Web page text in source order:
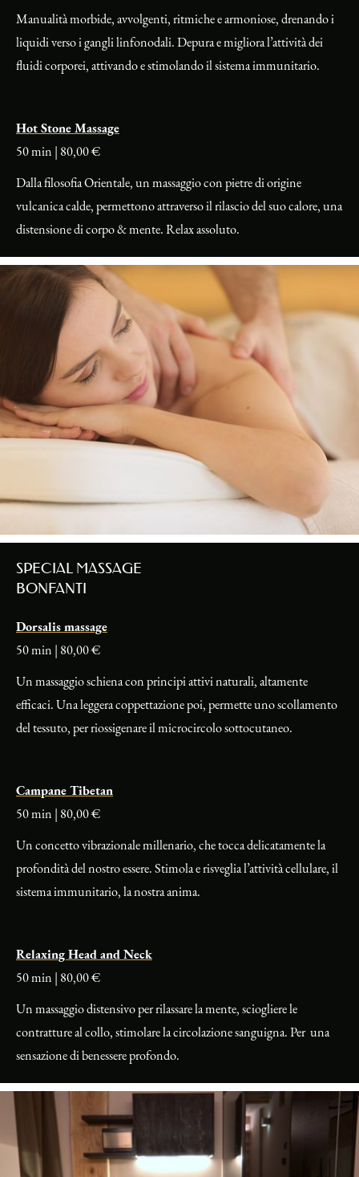
Manualità morbide, avvolgenti, ritmiche e armoniose, drenando i
liquidi verso i gangli linfonodali. Depura e migliora l’attività dei
fluidi corporei, attivando e stimolando il sistema immunitario.
Hot Stone Massage
50 min | 80,00 €
Dalla filosofia Orientale, un massaggio con pietre di origine
vulcanica calde, permettono attraverso il rilascio del suo calore, una
distensione di corpo & mente. Relax assoluto.
SPECIAL MASSAGE
BONFANTI
Dorsalis massage
50 min | 80,00 €
Un massaggio schiena con principi attivi naturali, altamente
efficaci. Una leggera coppettazione poi, permette uno scollamento
del tessuto, per riossigenare il microcircolo sottocutaneo.
Campane Tibetan
50 min | 80,00 €
Un concetto vibrazionale millenario, che tocca delicatamente la
profondità del nostro essere. Stimola e risveglia l’attività cellulare, il
sistema immunitario, la nostra anima.
Relaxing Head and Neck
50 min | 80,00 €
Un massaggio distensivo per rilassare la mente, sciogliere le
contratture al collo, stimolare la circolazione sanguigna. Per una
sensazione di benessere profondo.